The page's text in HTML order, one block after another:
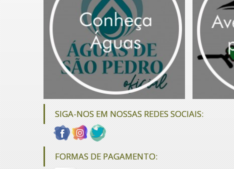
SIGA-NOS EM NOSSAS REDES SOCIAIS:
FORMAS DE PAGAMENTO: